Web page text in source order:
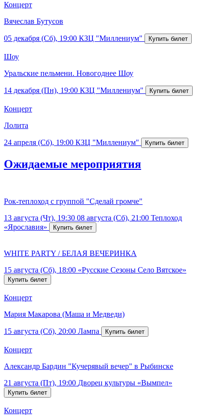
Концерт
Вячеслав Бутусов
05 декабря (Сб), 19:00 КЗЦ "Миллениум"
Шоу
Уральские пельмени. Новогоднее Шоу
14 декабря (Пн), 19:00 КЗЦ "Миллениум"
Концерт
Лолита
24 апреля (Сб), 19:00 КЗЦ "Миллениум"
Ожидаемые мероприятия
Рок-теплоход с группой "Сделай громче"
13 августа (Чт), 19:30 08 августа (Сб), 21:00 Теплоход
«Ярославия»
WHITE PARTY / БЕЛАЯ ВЕЧЕРИНКА
15 августа (Сб), 18:00 «Русские Сезоны Село Вятское»
Концерт
Мария Макарова (Маша и Медведи)
15 августа (Сб), 20:00 Лампа
Концерт
Александр Бардин "Кучерявый вечер" в Рыбинске
21 августа (Пт), 19:00 Дворец культуры «Вымпел»
Концерт